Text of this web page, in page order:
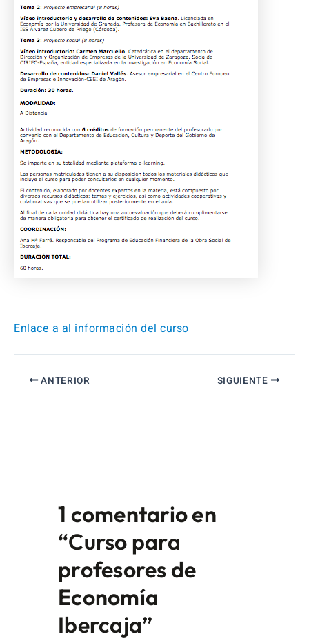
Enlace a al información del curso
ANTERIOR SIGUIENTE
1 comentario en
“Curso para
profesores de
Economía
Ibercaja”